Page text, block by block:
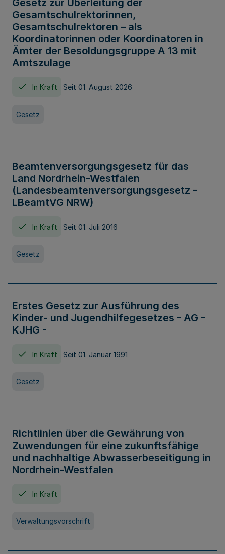
Gesetz zur Überleitung der
Gesamtschulrektorinnen,
Gesamtschulrektoren – als
Koordinatorinnen oder Koordinatoren in
Ämter der Besoldungsgruppe A 13 mit
Amtszulage
In Kraft Seit 01. August 2026
Gesetz
Beamtenversorgungsgesetz für das
Land Nordrhein-Westfalen
(Landesbeamtenversorgungsgesetz -
LBeamtVG NRW)
In Kraft Seit 01. Juli 2016
Gesetz
Erstes Gesetz zur Ausführung des
Kinder- und Jugendhilfegesetzes - AG -
KJHG -
In Kraft Seit 01. Januar 1991
Gesetz
Richtlinien über die Gewährung von
Zuwendungen für eine zukunftsfähige
und nachhaltige Abwasserbeseitigung in
Nordrhein-Westfalen
In Kraft
Verwaltungsvorschrift